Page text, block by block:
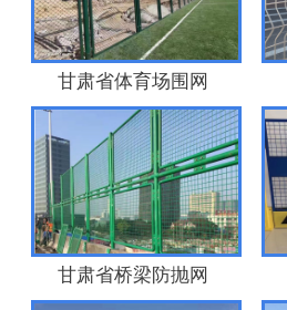
甘肃省体育场围网
甘肃省桥梁防抛网